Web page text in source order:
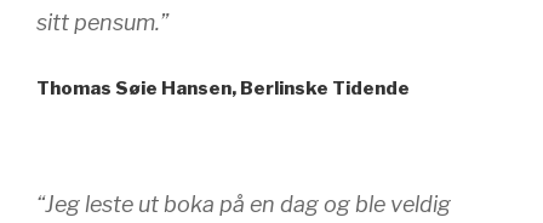
sitt pensum.”
Thomas Søie Hansen, Berlinske Tidende
“Jeg leste ut boka på en dag og ble veldig